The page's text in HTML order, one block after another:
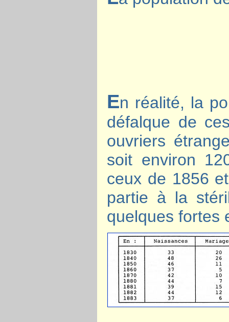
En réalité, la
défalque de
ouvriers
soit environ
ceux de 1856
partie à la
quelques fortes